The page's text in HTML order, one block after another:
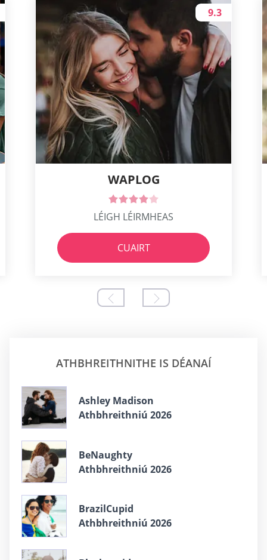
WAPLOG
9.3
LÉIGH LÉIRMHEAS
CUAIRT
ATHBHREITHNITHE IS DÉANAÍ
Ashley Madison
Athbhreithniú 2026
BeNaughty
Athbhreithniú 2026
BrazilCupid
Athbhreithniú 2026